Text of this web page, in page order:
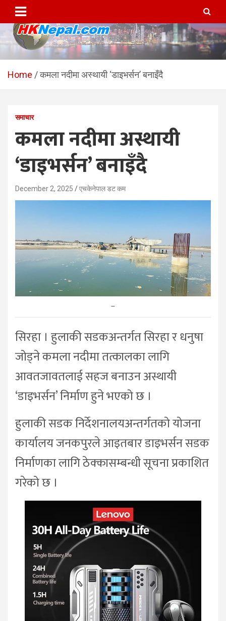
content
HKNepal.com – हङकङबाट
सञ्चालित पहिलो नेपाली अनलाईन
hknepal, hknepal.com, hk nepal, hk nepal com
Home कमला नदीमा अस्थायी ‘डाइभर्सन’ बनाइँदै
समाचार
कमला नदीमा अस्थायी
‘डाइभर्सन’ बनाइँदै
December 2, 2025 एचकेनेपाल डट कम
–
सिरहा । हुलाकी सडकअन्तर्गत सिरहा र धनुषा
जोड्ने कमला नदीमा तत्कालका लागि
आवतजावतलाई सहज बनाउन अस्थायी
‘डाइभर्सन’ निर्माण हुने भएको छ ।
हुलाकी सडक निर्देशनालयअन्तर्गतको योजना
कार्यालय जनकपुरले आइतबार डाइभर्सन सडक
निर्माणका लागि ठेक्कासम्बन्धी सूचना प्रकाशित
गरेको छ ।